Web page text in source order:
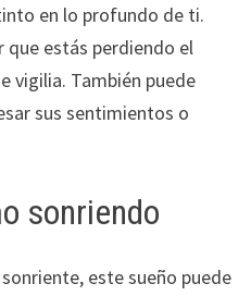
en lo profundo de ti.
que estás perdiendo el
vigilia. También puede
sus sentimientos o
sonriendo
este sueño puede